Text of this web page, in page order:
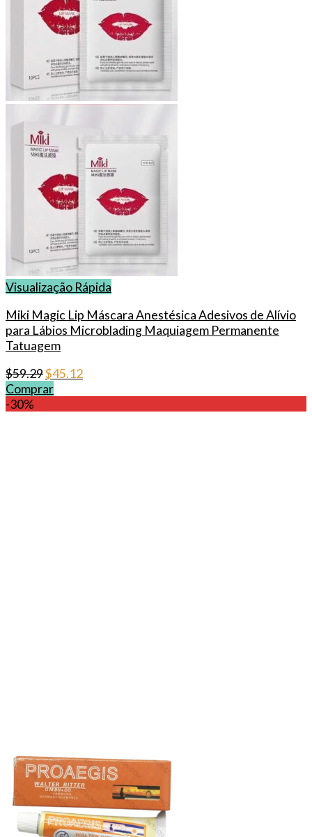
Visualização Rápida
Miki Magic Lip Máscara Anestésica Adesivos de Alívio
para Lábios Microblading Maquiagem Permanente
Tatuagem
$59.29Original
price
$45.12Current
Comprar
-30%